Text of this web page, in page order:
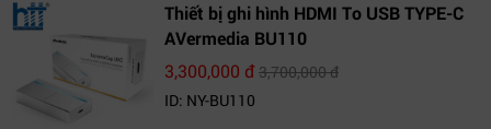
Thiết bị ghi hình HDMI To USB TYPE-C
AVermedia BU110
3,300,000 đ3,700,000 đ
ID: NY-BU110